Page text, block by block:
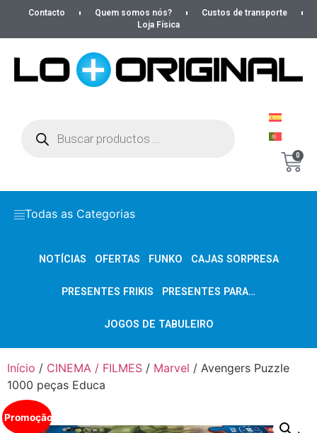
Contacto Quem somos nós?
Custos de transporte
Loja Física
0
Todas as Categorias
NOTÍCIAS OFERTAS FUNKO CAJAS SORPRESA
PRESENTES FRIKIS PRESENTES PARA…
JOGOS DE TABULEIRO
Início / CINEMA / FILMES / Marvel / Avengers Puzzle
1000 peças Educa
Promoção!